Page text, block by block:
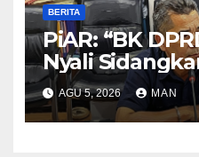
BERITA
PiAR: “BK
Nyali
Ketua DPRD”
AGU 5, 2026 MAN